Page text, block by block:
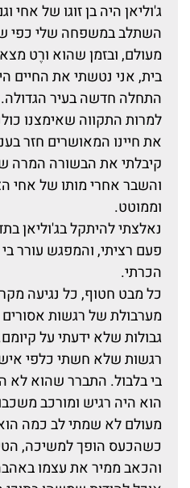
ג'וליאן היה בן זוגו של אחי
השתלב במשפחה שלי כפי
מעולם, ובזמן שהוא ורֶט
בית, אני נטשתי את החיים
התחלה חדשה בעיר הגדולה.
למרות התקווה שאימצנו
את חיינו המאושרים חזר
קיבלתי את הבשורה המרה
והשבר אחרי מותו של אחי
וממוטט.
נאלצתי להיתקל בג'וליאן
פעם רציתי, והמפגש עורר
הכרתי.
כל מבט חטוף, כל נגיעה
מערבולת של רגשות
גבולות שלא ידעתי על
רגשות שלא חשתי כלפי
בי בלבול. התברר שהוא
הוא היה רגיש ומורכב
מעולם לא שמתי לב כמה
כשהכעס הופך למשיכה,
והכאב ממיר את עצמו